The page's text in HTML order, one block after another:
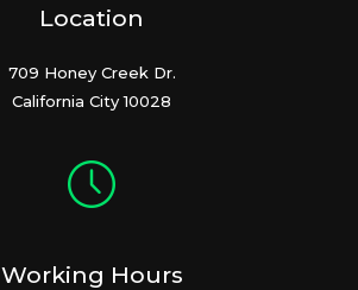
Location
709 Honey Creek Dr.
California City 10028
Working Hours